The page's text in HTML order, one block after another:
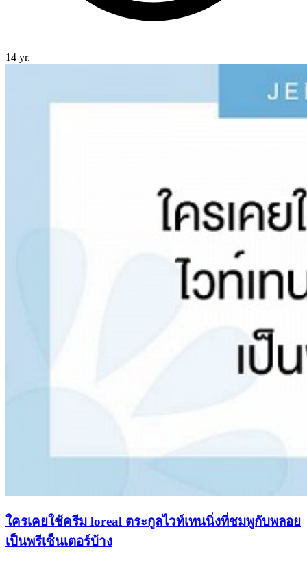
14 yr.
ใครเคยใช้ครีม loreal ตระกูลไวท์เทนนิ่งที่ชมพูกับพลอย
เป็นพรีเซ็นเตอร์บ้าง